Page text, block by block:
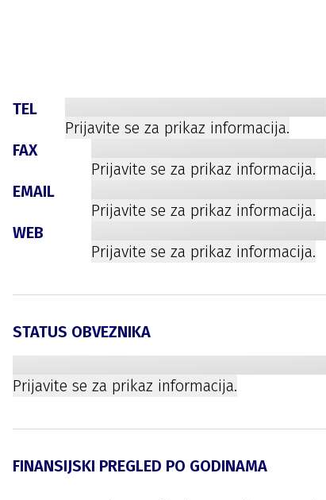
TEL
Prijavite se za prikaz informacija.
FAX
Prijavite se za prikaz informacija.
EMAIL
Prijavite se za prikaz informacija.
WEB
Prijavite se za prikaz informacija.
STATUS OBVEZNIKA
Prijavite se za prikaz informacija.
FINANSIJSKI PREGLED PO GODINAMA